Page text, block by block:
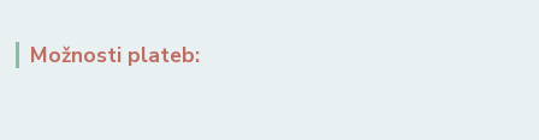
Možnosti plateb: